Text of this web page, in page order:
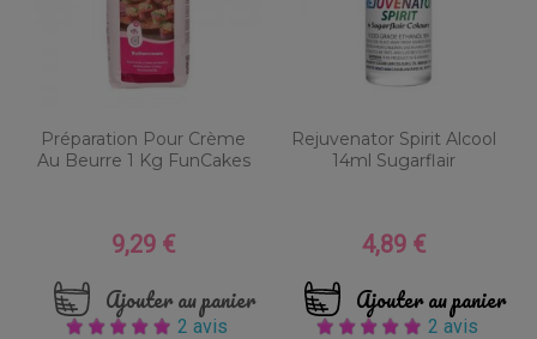
Préparation Pour Crème
Au Beurre 1 Kg FunCakes
Prix
9,29 €
Ajouter au panier
2 avis
Rejuvenator Spirit Alcool
14ml Sugarflair
Prix
4,89 €
Ajouter au panier
2 avis